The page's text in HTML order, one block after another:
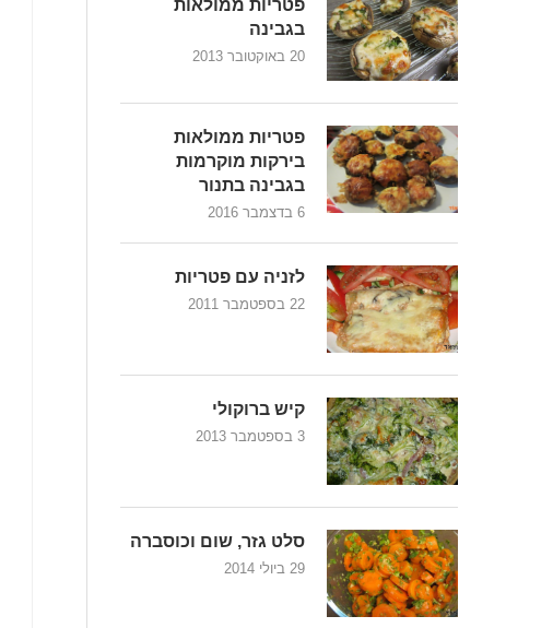
פטריות ממולאות
בגבינה
20 באוקטובר 2013
פטריות ממולאות
בירקות מוקרמות
בגבינה בתנור
6 בדצמבר 2016
לזניה עם פטריות
22 בספטמבר 2011
קיש ברוקולי
3 בספטמבר 2013
סלט גזר, שום וכוסברה
29 ביולי 2014